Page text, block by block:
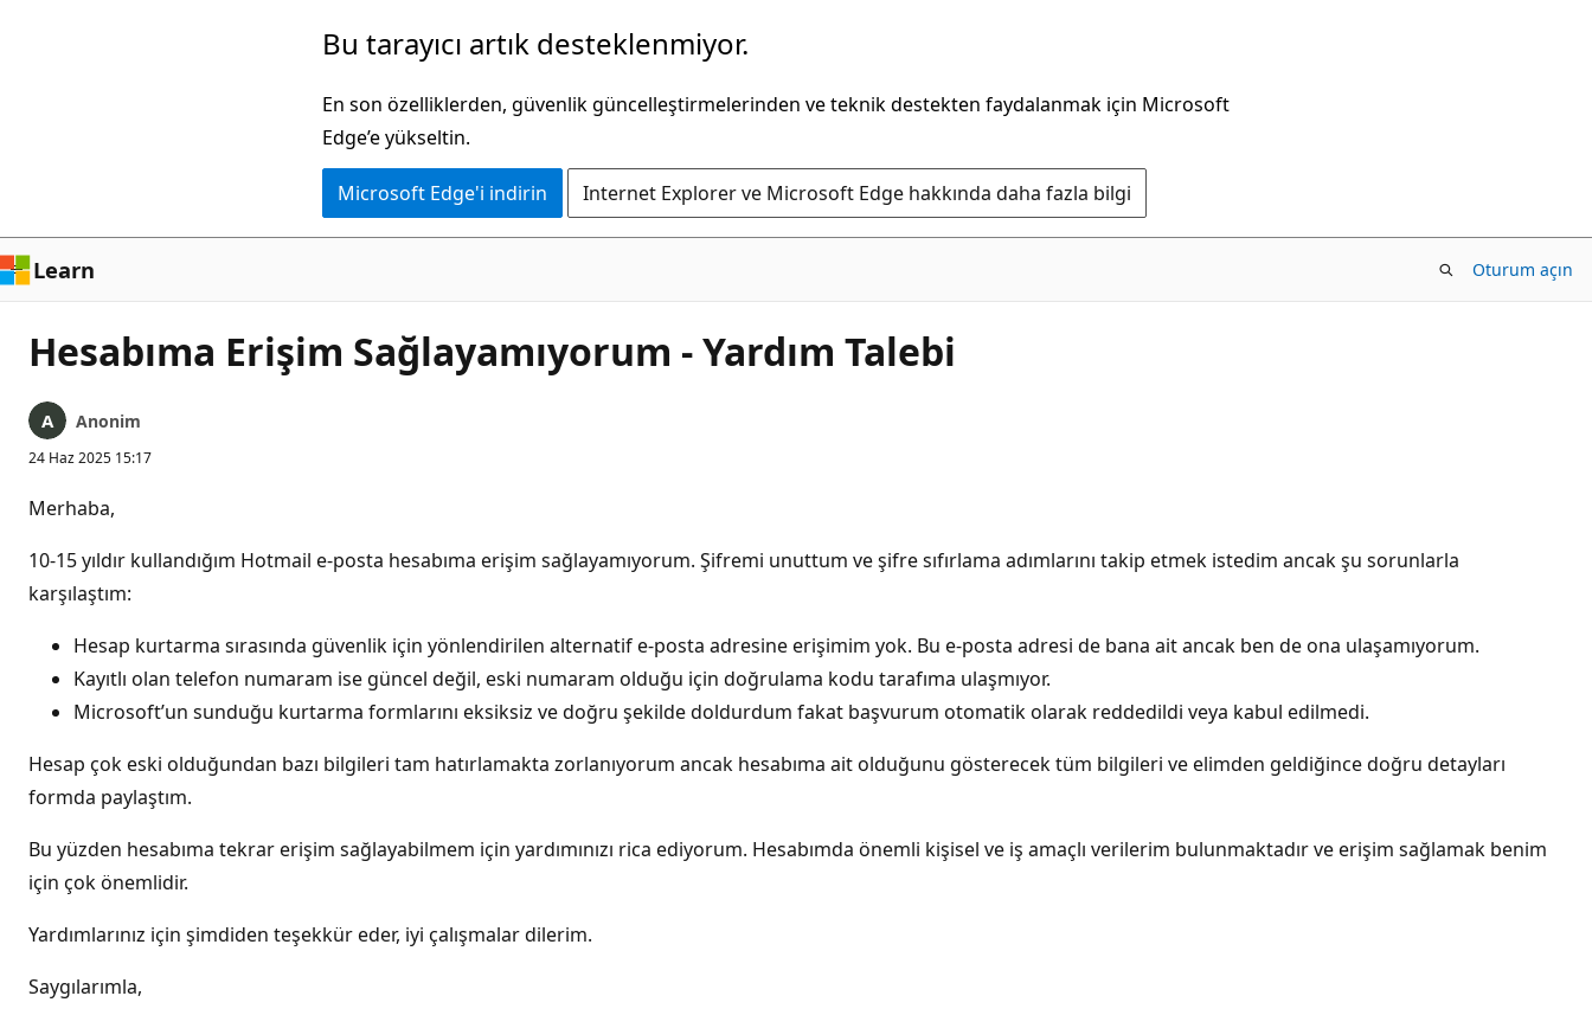
Bu tarayıcı artık desteklenmiyor.
En son özelliklerden, güvenlik güncelleştirmelerinden ve teknik destekten faydalanmak için Microsoft
Edge’e yükseltin.
Microsoft Edge'i indirin Internet Explorer ve Microsoft Edge hakkında daha fazla bilgi
Learn Oturum açın
Hesabıma Erişim Sağlayamıyorum - Yardım Talebi
Anonim
24 Haz 2025 15:17
Merhaba,
10-15 yıldır kullandığım Hotmail e-posta hesabıma erişim sağlayamıyorum. Şifremi unuttum ve şifre sıfırlama adımlarını takip etmek istedim ancak şu sorunlarla
karşılaştım:
Hesap kurtarma sırasında güvenlik için yönlendirilen alternatif e-posta adresine erişimim yok. Bu e-posta adresi de bana ait ancak ben de ona ulaşamıyorum.
Kayıtlı olan telefon numaram ise güncel değil, eski numaram olduğu için doğrulama kodu tarafıma ulaşmıyor.
Microsoft’un sunduğu kurtarma formlarını eksiksiz ve doğru şekilde doldurdum fakat başvurum otomatik olarak reddedildi veya kabul edilmedi.
Hesap çok eski olduğundan bazı bilgileri tam hatırlamakta zorlanıyorum ancak hesabıma ait olduğunu gösterecek tüm bilgileri ve elimden geldiğince doğru detayları
formda paylaştım.
Bu yüzden hesabıma tekrar erişim sağlayabilmem için yardımınızı rica ediyorum. Hesabımda önemli kişisel ve iş amaçlı verilerim bulunmaktadır ve erişim sağlamak benim
için çok önemlidir.
Yardımlarınız için şimdiden teşekkür eder, iyi çalışmalar dilerim.
Saygılarımla,